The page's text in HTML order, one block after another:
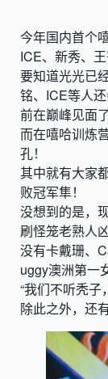
今年国内首个
ICE、新秀、
要知道光光已
铭、ICE等人
前在巅峰见面
而在嘻哈训炼
孔！
其中就有大家
败冠军隼！
没想到的是，
刷怪笼老熟人
没有卡戴珊、
uggy澳洲第一
“我们不听秃子
除此之外，还